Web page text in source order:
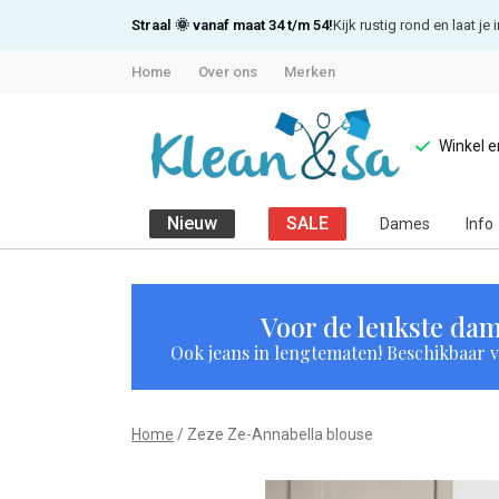
Straal 🌞 vanaf maat 34 t/m 54!Kijk rustig rond en laat je
Home Over ons Merken
Winkel
Nieuw SALE Dames Info
Annabella
blouse
Voor de leukste
Ook jeans in lengtematen! Beschikbaar
Home Zeze Ze-Annabella blouse